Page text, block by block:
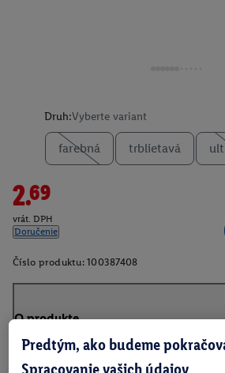
Druh:Vyberte variant
farebná trblietavá
2.69
vrát. DPH
Doručenie
Číslo produktu: 100387408
O produkte
Predtým, ako budeme
Spracovanie vašich údajov